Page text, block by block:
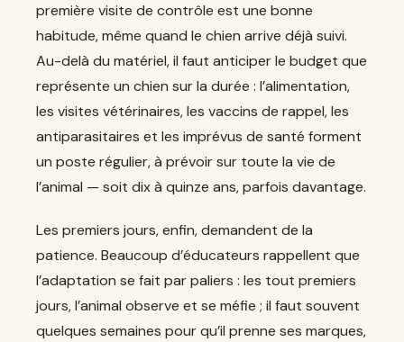
première visite de contrôle est une bonne
habitude, même quand le chien arrive déjà suivi.
Au-delà du matériel, il faut anticiper le budget que
représente un chien sur la durée : l’alimentation,
les visites vétérinaires, les vaccins de rappel, les
antiparasitaires et les imprévus de santé forment
un poste régulier, à prévoir sur toute la vie de
l’animal — soit dix à quinze ans, parfois davantage.
Les premiers jours, enfin, demandent de la
patience. Beaucoup d’éducateurs rappellent que
l’adaptation se fait par paliers : les tout premiers
jours, l’animal observe et se méfie ; il faut souvent
quelques semaines pour qu’il prenne ses marques,